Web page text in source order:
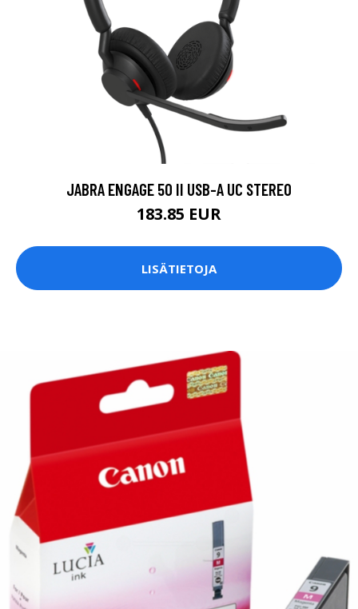
JABRA ENGAGE 50 II USB-A UC STEREO
183.85 EUR
LISÄTIETOJA